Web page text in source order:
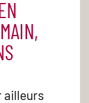
ailleurs